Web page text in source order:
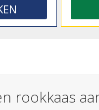
rookkaas